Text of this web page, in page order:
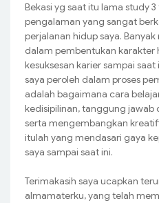
Bekasi yg saat itu lama study
pengalaman yang sangat
perjalanan hidup saya.
dalam pembentukan
kesuksesan karier sampai
saya peroleh dalam proses
adalah bagaimana cara
kedisipilinan, tanggung jawab
serta mengembangkan
itulah yang mendasari gaya
saya sampai saat ini.
Terimakasih saya ucapkan
almamaterku, yang telah